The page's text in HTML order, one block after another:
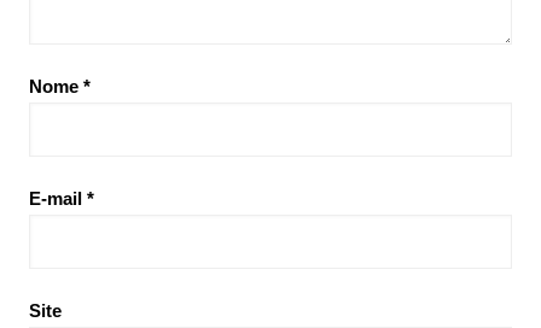
Nome *
E-mail *
Site